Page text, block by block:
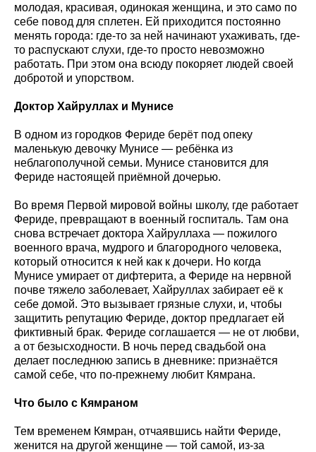
молодая, красивая, одинокая женщина, и это само по
себе повод для сплетен. Ей приходится постоянно
менять города: где-то за ней начинают ухаживать, где-
то распускают слухи, где-то просто невозможно
работать. При этом она всюду покоряет людей своей
добротой и упорством.
Доктор Хайруллах и Мунисе
В одном из городков Фериде берёт под опеку
маленькую девочку Мунисе — ребёнка из
неблагополучной семьи. Мунисе становится для
Фериде настоящей приёмной дочерью.
Во время Первой мировой войны школу, где работает
Фериде, превращают в военный госпиталь. Там она
снова встречает доктора Хайруллаха — пожилого
военного врача, мудрого и благородного человека,
который относится к ней как к дочери. Но когда
Мунисе умирает от дифтерита, а Фериде на нервной
почве тяжело заболевает, Хайруллах забирает её к
себе домой. Это вызывает грязные слухи, и, чтобы
защитить репутацию Фериде, доктор предлагает ей
фиктивный брак. Фериде соглашается — не от любви,
а от безысходности. В ночь перед свадьбой она
делает последнюю запись в дневнике: признаётся
самой себе, что по-прежнему любит Кямрана.
Что было с Кямраном
Тем временем Кямран, отчаявшись найти Фериде,
женится на другой женщине — той самой, из-за